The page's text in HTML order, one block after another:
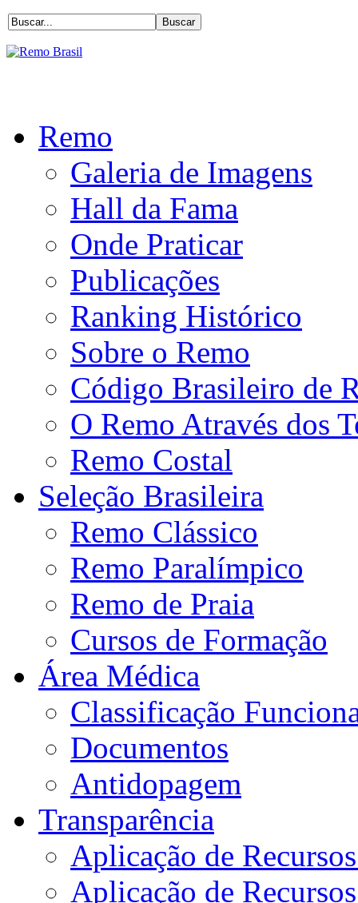
Remo
Galeria de Imagens
Hall da Fama
Onde Praticar
Publicações
Ranking Histórico
Sobre o Remo
Código Brasileiro de
O Remo Através dos
Remo Costal
Seleção Brasileira
Remo Clássico
Remo Paralímpico
Remo de Praia
Cursos de Formação
Área Médica
Classificação
Documentos
Antidopagem
Transparência
Aplicação de
Aplicação de